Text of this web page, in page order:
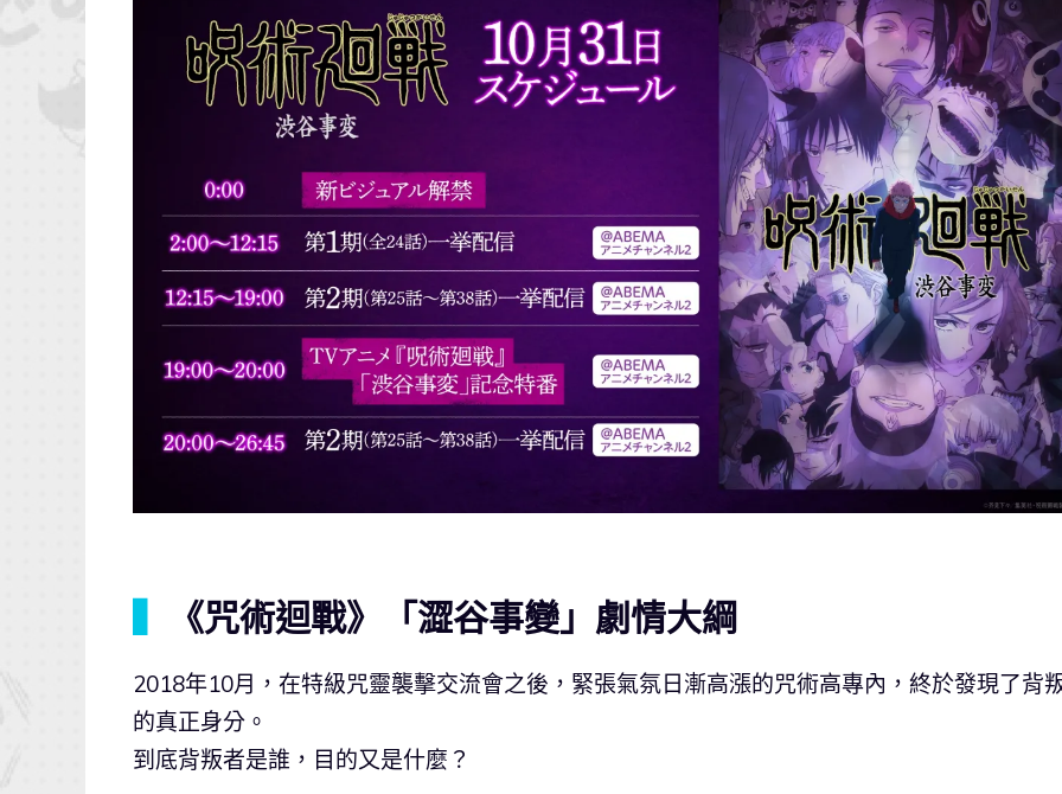
《咒術迴戰》「澀谷事變」劇情大綱
2018年10月，在特級咒靈襲擊交流會之後，緊張氣氛日漸高漲的咒術高專內，終於發現了背
的真正身分。
到底背叛者是誰，目的又是什麼？